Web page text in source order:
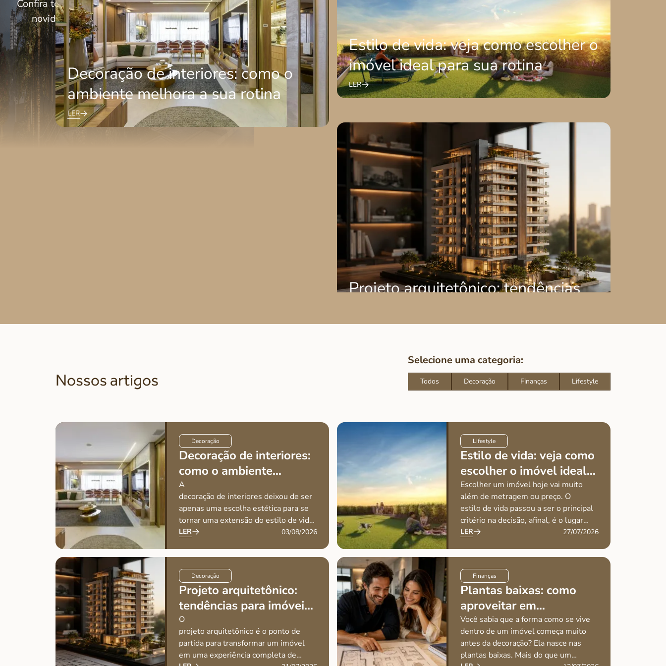
Confira todos os nossos posts, principais notícias,
novidades e tendências do universo Living.
Explorar conteúdos
Decoração de interiores: como o
ambiente melhora a sua rotina
LER
Estilo de vida: veja como escolher o
imóvel ideal para sua rotina
LER
O projeto arquitetônico é o ponto de partida para transformar um imóvel em uma
Projeto arquitetônico: tendências
Nossos artigos
Selecione uma categoria:
Todos Decoração Finanças Lifestyle
Decoração
Decoração de interiores:
como o ambiente
melhora a sua rotina
A
decoração de interiores deixou de ser
apenas uma escolha estética para se
tornar uma extensão do estilo de vida
contemporâneo. Em imóveis de alto
influencia a forma como as pessoas
vivem, descansam, trabalham e se
conectam dentro de
LER 03/08/2026
Lifestyle
Estilo de vida: veja como
escolher o imóvel ideal
para sua rotina
Escolher um imóvel hoje vai muito
além de metragem ou preço. O
estilo de vida passou a ser o principal
critério na decisão, afinal, é o lugar
onde sua rotina acontece: onde
melhores momentos. Por isso,
LER 27/07/2026
Decoração
Projeto arquitetônico:
tendências para imóveis
de alto padrão
O
projeto arquitetônico é o ponto de
partida para transformar um imóvel
em uma experiência completa de
Finanças
Plantas baixas: como
aproveitar em
apartamentos de alto
padrão
Você sabia que a forma como se vive
dentro de um imóvel começa muito
antes da decoração? Ela nasce nas
plantas baixas. Mais do que um